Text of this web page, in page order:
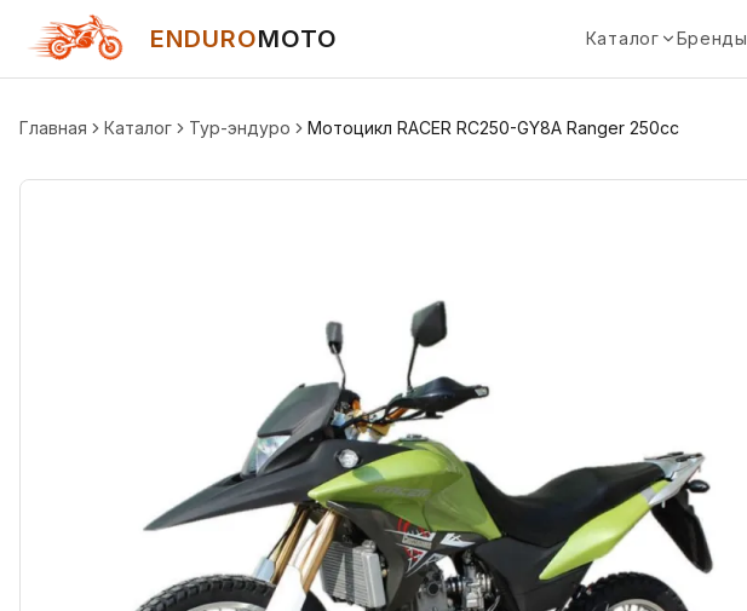
ENDUROMOTO Каталог Бренды
Главная Каталог Тур-эндуро Мотоцикл RACER RC250-GY8A Ranger 250cc